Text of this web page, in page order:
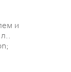
и